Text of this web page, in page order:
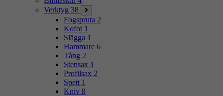
Verktyg 38
Fogspruta 2
Kofot 1
Slägga 1
Hammare 6
Tång 2
Stensax 1
Profilsax 2
Spett 1
Kniv 8